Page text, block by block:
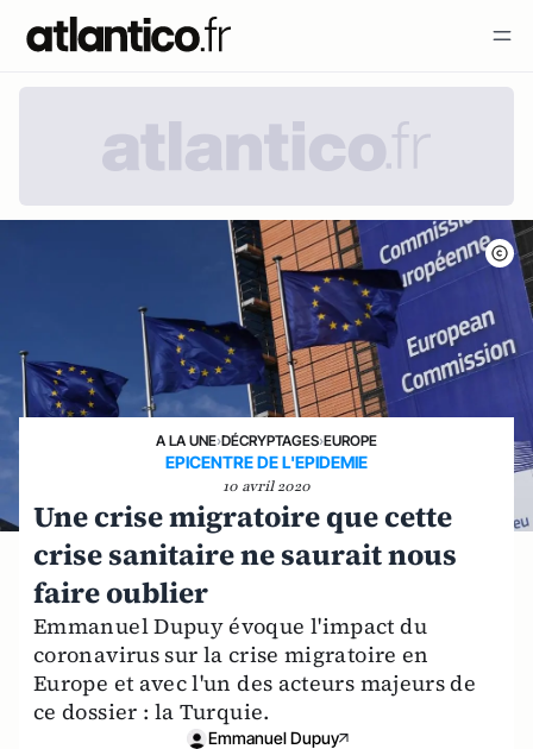
A LA UNE›DÉCRYPTAGES›EUROPE
EPICENTRE DE L'EPIDEMIE
10 avril 2020
Une crise migratoire que cette
crise sanitaire ne saurait nous
faire oublier
Emmanuel Dupuy évoque l'impact du
coronavirus sur la crise migratoire en
Europe et avec l'un des acteurs majeurs de
ce dossier : la Turquie.
Emmanuel Dupuy